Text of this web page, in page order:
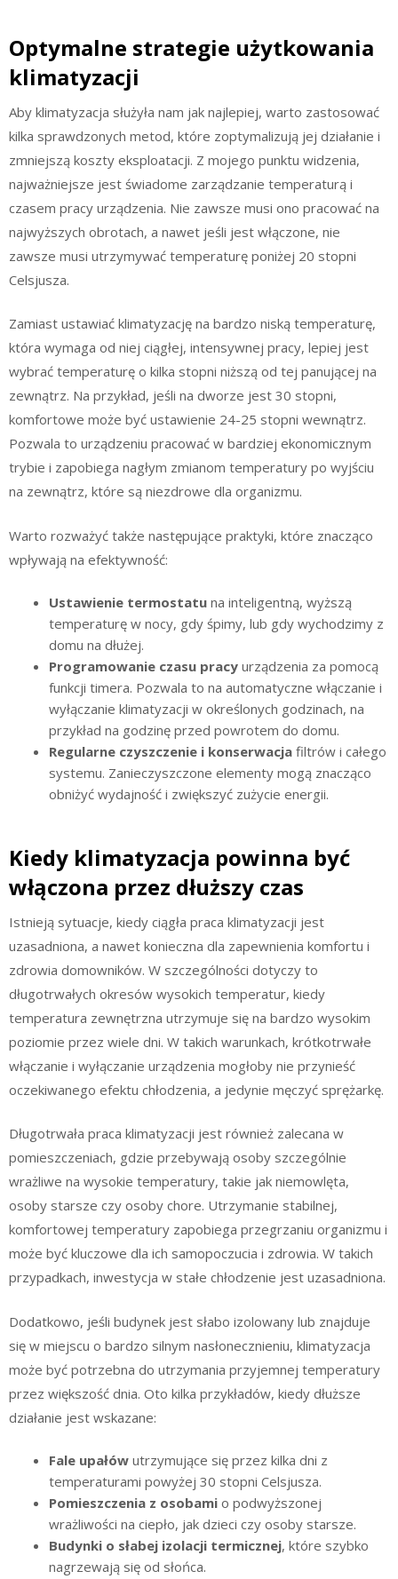
Optymalne strategie użytkowania
klimatyzacji
Aby klimatyzacja służyła nam jak najlepiej, warto zastosować
kilka sprawdzonych metod, które zoptymalizują jej działanie i
zmniejszą koszty eksploatacji. Z mojego punktu widzenia,
najważniejsze jest świadome zarządzanie temperaturą i
czasem pracy urządzenia. Nie zawsze musi ono pracować na
najwyższych obrotach, a nawet jeśli jest włączone, nie
zawsze musi utrzymywać temperaturę poniżej 20 stopni
Celsjusza.
Zamiast ustawiać klimatyzację na bardzo niską temperaturę,
która wymaga od niej ciągłej, intensywnej pracy, lepiej jest
wybrać temperaturę o kilka stopni niższą od tej panującej na
zewnątrz. Na przykład, jeśli na dworze jest 30 stopni,
komfortowe może być ustawienie 24-25 stopni wewnątrz.
Pozwala to urządzeniu pracować w bardziej ekonomicznym
trybie i zapobiega nagłym zmianom temperatury po wyjściu
na zewnątrz, które są niezdrowe dla organizmu.
Warto rozważyć także następujące praktyki, które znacząco
wpływają na efektywność:
Ustawienie termostatu na inteligentną, wyższą
temperaturę w nocy, gdy śpimy, lub gdy wychodzimy z
domu na dłużej.
Programowanie czasu pracy urządzenia za pomocą
funkcji timera. Pozwala to na automatyczne włączanie i
wyłączanie klimatyzacji w określonych godzinach, na
przykład na godzinę przed powrotem do domu.
Regularne czyszczenie i konserwacja filtrów i całego
systemu. Zanieczyszczone elementy mogą znacząco
obniżyć wydajność i zwiększyć zużycie energii.
Kiedy klimatyzacja powinna być
włączona przez dłuższy czas
Istnieją sytuacje, kiedy ciągła praca klimatyzacji jest
uzasadniona, a nawet konieczna dla zapewnienia komfortu i
zdrowia domowników. W szczególności dotyczy to
długotrwałych okresów wysokich temperatur, kiedy
temperatura zewnętrzna utrzymuje się na bardzo wysokim
poziomie przez wiele dni. W takich warunkach, krótkotrwałe
włączanie i wyłączanie urządzenia mogłoby nie przynieść
oczekiwanego efektu chłodzenia, a jedynie męczyć sprężarkę.
Długotrwała praca klimatyzacji jest również zalecana w
pomieszczeniach, gdzie przebywają osoby szczególnie
wrażliwe na wysokie temperatury, takie jak niemowlęta,
osoby starsze czy osoby chore. Utrzymanie stabilnej,
komfortowej temperatury zapobiega przegrzaniu organizmu i
może być kluczowe dla ich samopoczucia i zdrowia. W takich
przypadkach, inwestycja w stałe chłodzenie jest uzasadniona.
Dodatkowo, jeśli budynek jest słabo izolowany lub znajduje
się w miejscu o bardzo silnym nasłonecznieniu, klimatyzacja
może być potrzebna do utrzymania przyjemnej temperatury
przez większość dnia. Oto kilka przykładów, kiedy dłuższe
działanie jest wskazane:
Fale upałów utrzymujące się przez kilka dni z
temperaturami powyżej 30 stopni Celsjusza.
Pomieszczenia z osobami o podwyższonej
wrażliwości na ciepło, jak dzieci czy osoby starsze.
Budynki o słabej izolacji termicznej, które szybko
nagrzewają się od słońca.